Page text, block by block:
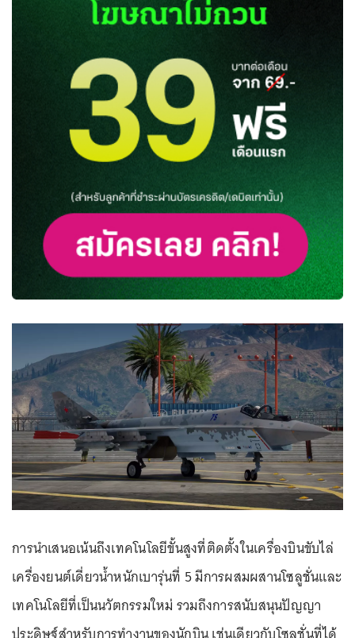
การนำเสนอเน้นถึงเทคโนโลยีขั้นสูงที่ติดตั้งในเครื่องบินขับไล่
เครื่องยนต์เดี่ยวน้ำหนักเบารุ่นที่ 5 มีการผสมผสานโซลูชั่นและ
เทคโนโลยีที่เป็นนวัตกรรมใหม่ รวมถึงการสนับสนุนปัญญา